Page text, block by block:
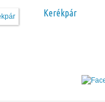
Kerékpár